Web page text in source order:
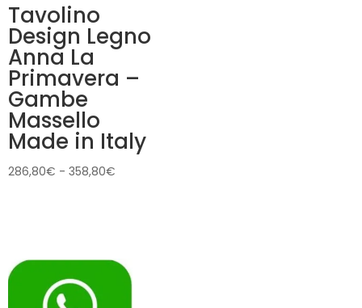
Tavolino
Design Legno
Anna La
Primavera –
Gambe
Massello
Made in Italy
286,80€ - 358,80€
a
358,80€